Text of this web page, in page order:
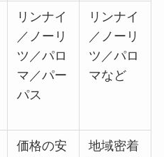
リンナイ
／ノーリ
ツ／パロ
マ／パー
パス
リンナイ
／ノーリ
ツ／パロ
マなど
価格の安
地域密着